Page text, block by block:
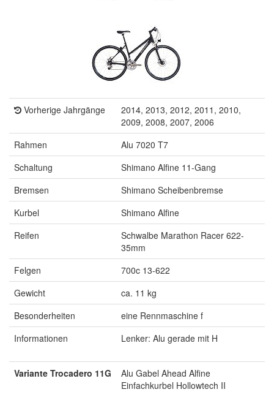
Vorherige Jahrgänge
2014, 2013, 2012, 2011, 2010,
2009, 2008, 2007, 2006
Rahmen
Alu 7020 T7
Schaltung
Shimano Alfine 11-Gang
Bremsen
Shimano Scheibenbremse
Kurbel
Shimano Alfine
Reifen
Schwalbe Marathon Racer 622-
35mm
Felgen
700c 13-622
Gewicht
ca. 11 kg
Besonderheiten
eine Rennmaschine f
Informationen
Lenker: Alu gerade mit H
Variante Trocadero 11G
Alu Gabel Ahead Alfine
Einfachkurbel Hollowtech II